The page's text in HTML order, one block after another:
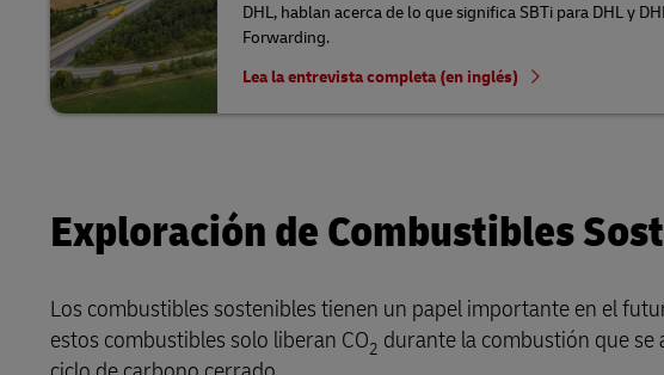
DHL, hablan acerca de lo que significa SBTi para DHL y
Forwarding.
Lea la entrevista completa (en inglés)
Exploración de Combustibles
Los combustibles sostenibles tienen un papel importante en el
estos combustibles solo liberan CO2 durante la combustión que